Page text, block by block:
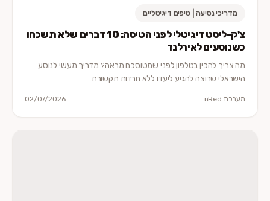
מדריכי נסיעה | טיפים דיגיטליים
צ'ק-ליסט דיגיטלי לפני הטיסה: 10 דברים שלא תשכחו
כשנוסעים לאירלנד
מה צריך להכין בטלפון לפני שמטוסכם מראה? מדריך מעשי לנוסע
הישראלי שרוצה להגיע ליעדו ללא חרדות תקשורת.
מערכת nRed 02/07/2026